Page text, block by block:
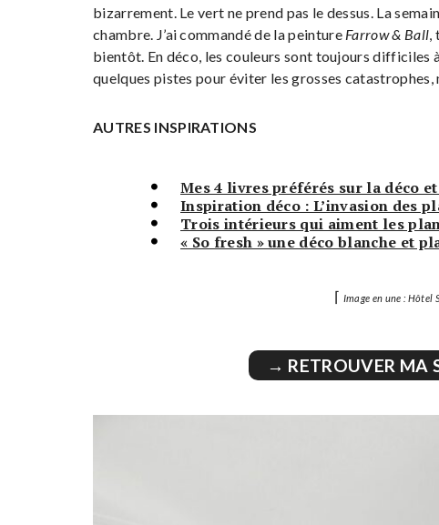
bizarrement. Le vert ne prend pas le dessus. La
chambre. J’ai commandé de la peinture Farrow & Ball
bientôt. En déco, les couleurs sont toujours difficiles
quelques pistes pour éviter les grosses
AUTRES INSPIRATIONS
Mes 4 livres préférés sur la déco
Inspiration déco : L’invasion des
Trois intérieurs qui aiment les
« So fresh » une déco blanche et
⌈ Image en une : Hôtel
→ RETROUVER MA